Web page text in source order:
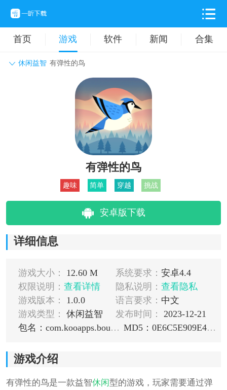
首页 游戏 软件 新闻 合集
休闲益智 有弹性的鸟
动作格斗 休闲益智
卡牌对战 音乐舞蹈
挂机养成
有弹性的鸟
趣味 简单 穿越 挑战
安卓版下载
详细信息
游戏大小： 12.60 M 系统要求： 安卓4.4
权限说明： 查看详情 隐私说明： 查看隐私
游戏版本：
1.0.0 语言要求： 中文
游戏类型：
休闲益智 发布时间：
2023-12-21
包名：com.kooapps.bouncybird
MD5：0E6C5E909E4EEEE21CC15B5066E53D35
游戏介绍
有弹性的鸟是一款益智休闲型的游戏，玩家需要通过弹